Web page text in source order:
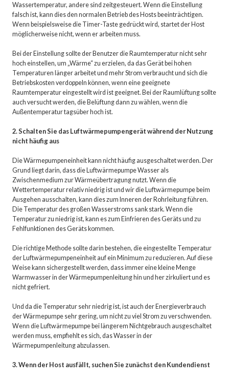
Wassertemperatur, andere sind zeitgesteuert. Wenn die Einstellung
falsch ist, kann dies den normalen Betrieb des Hosts beeinträchtigen.
Wenn beispielsweise die Timer-Taste gedrückt wird, startet der Host
möglicherweise nicht, wenn er arbeiten muss.
Bei der Einstellung sollte der Benutzer die Raumtemperatur nicht sehr
hoch einstellen, um „Wärme“ zu erzielen, da das Gerät bei hohen
Temperaturen länger arbeitet und mehr Strom verbraucht und sich die
Betriebskosten verdoppeln können, wenn eine geeignete
Raumtemperatur eingestellt wird ist geeignet. Bei der Raumlüftung sollte
auch versucht werden, die Belüftung dann zu wählen, wenn die
Außentemperatur tagsüber hoch ist.
2. Schalten Sie das Luftwärmepumpengerät während der Nutzung
nicht häufig aus
Die Wärmepumpeneinheit kann nicht häufig ausgeschaltet werden. Der
Grund liegt darin, dass die Luftwärmepumpe Wasser als
Zwischenmedium zur Wärmeübertragung nutzt. Wenn die
Wettertemperatur relativ niedrig ist und wir die Luftwärmepumpe beim
Ausgehen ausschalten, kann dies zum Inneren der Rohrleitung führen.
Die Temperatur des großen Wasserstroms sank stark. Wenn die
Temperatur zu niedrig ist, kann es zum Einfrieren des Geräts und zu
Fehlfunktionen des Geräts kommen.
Die richtige Methode sollte darin bestehen, die eingestellte Temperatur
der Luftwärmepumpeneinheit auf ein Minimum zu reduzieren. Auf diese
Weise kann sichergestellt werden, dass immer eine kleine Menge
Warmwasser in der Wärmepumpenleitung hin und her zirkuliert und es
nicht gefriert.
Und da die Temperatur sehr niedrig ist, ist auch der Energieverbrauch
der Wärmepumpe sehr gering, um nicht zu viel Strom zu verschwenden.
Wenn die Luftwärmepumpe bei längerem Nichtgebrauch ausgeschaltet
werden muss, empfiehlt es sich, das Wasser in der
Wärmepumpenleitung abzulassen.
3. Wenn der Host ausfällt, suchen Sie zunächst den Kundendienst